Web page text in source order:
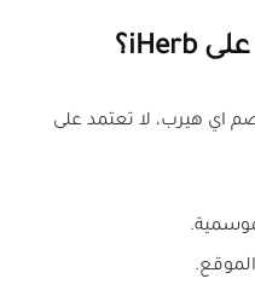
اي هيرب، لا تعتمد على